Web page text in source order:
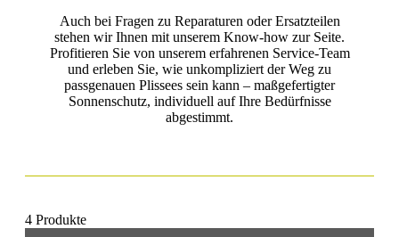
Auch bei Fragen zu Reparaturen oder Ersatzteilen
stehen wir Ihnen mit unserem Know-how zur Seite.
Profitieren Sie von unserem erfahrenen Service-Team
und erleben Sie, wie unkompliziert der Weg zu
passgenauen Plissees sein kann – maßgefertigter
Sonnenschutz, individuell auf Ihre Bedürfnisse
abgestimmt.
4 Produkte